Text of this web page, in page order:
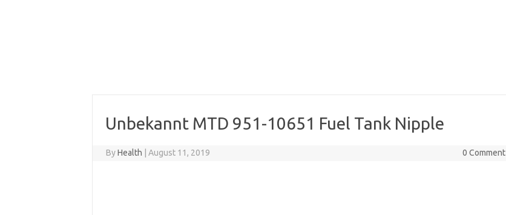
Unbekannt MTD 951-10651 Fuel Tank Nipple
ByHealth August 11, 2019 0 Comment